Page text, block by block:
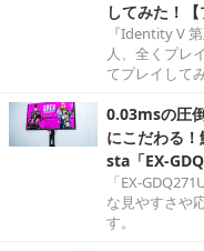
してみた！【
『Identity V
人、全くプレ
てプレイして
0.03msの圧
にこだわる
sta「EX-
「EX-
な見やすさや
す。